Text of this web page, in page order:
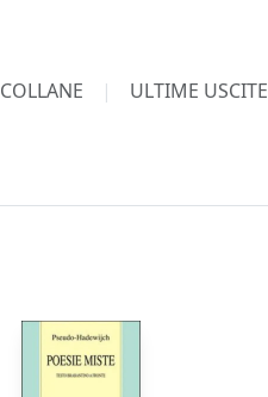
COLLANE ULTIME USCITE